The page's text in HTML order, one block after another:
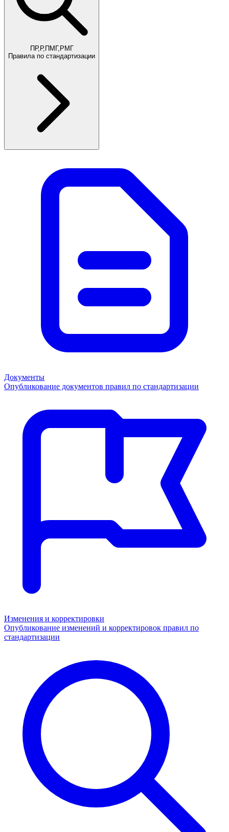
ПР,Р,ПМГ,РМГ
Правила по стандартизации
Документы
Опубликование документов правил по стандартизации
Изменения и корректировки
Опубликование изменений и корректировок правил по
стандартизации